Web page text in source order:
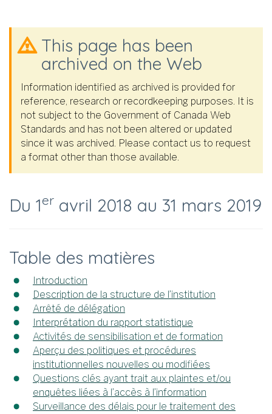
This page has been
archived on the Web
Information identified as archived is provided for
reference, research or recordkeeping purposes. It is
not subject to the Government of Canada Web
Standards and has not been altered or updated
since it was archived. Please contact us to request
a format other than those available.
Du 1er avril 2018 au 31 mars 2019
Table des matières
Introduction
Description de la structure de l’institution
Arrêté de délégation
Interprétation du rapport statistique
Activités de sensibilisation et de formation
Aperçu des politiques et procédures
institutionnelles nouvelles ou modifiées
Questions clés ayant trait aux plaintes et/ou
enquêtes liées à l’accès à l’information
Surveillance des délais pour le traitement des